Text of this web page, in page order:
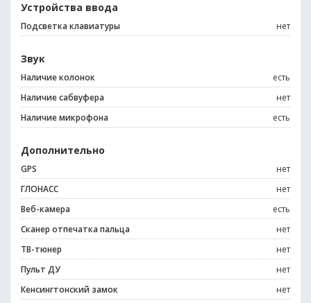
Устройства ввода
Подсветка клавиатуры нет
Звук
Наличие колонок
есть
Наличие сабвуфера
нет
Наличие микрофона
есть
Дополнительно
GPS
нет
ГЛОНАСС
нет
Веб-камера
есть
Сканер отпечатка пальца
нет
ТВ-тюнер
нет
Пульт ДУ
нет
Кенсингтонский замок
нет